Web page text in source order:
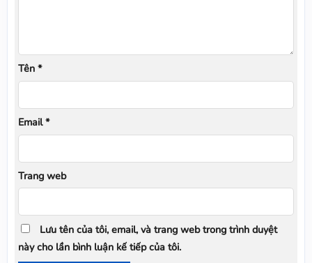
Tên *
Email*
Trang web
Lưu tên của tôi, email, và trang web trong trình duyệt
này cho lần bình luận kế tiếp của tôi.